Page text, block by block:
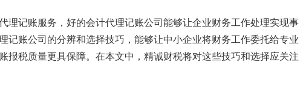
理记账服务，好的会计代理记账公司能够让企业财务工作处理实现事
记账公司的分辨和选择技巧，能够让中小企业将财务工作委托给专业
报税质量更具保障。在本文中，精诚财税将对这些技巧和选择应关注